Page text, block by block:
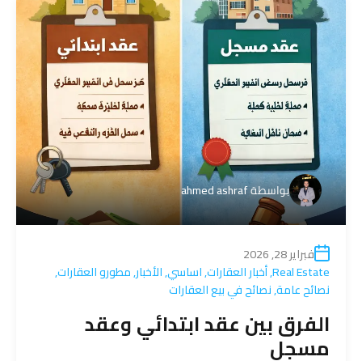
بواسطةahmed ashraf
فبراير 28, 2026
Real Estate
,أخبار العقارات,اساسي,الأخبار,مطورو العقارات,
نصائح عامة,نصائح في بيع العقارات
الفرق بين عقد ابتدائي وعقد
مسجل